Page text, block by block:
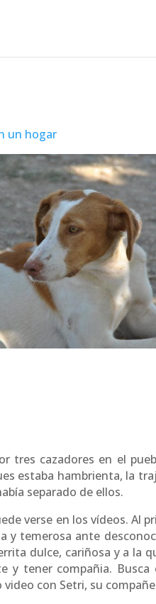
un hogar
tres cazadores en el
estaba hambrienta, la
separado de ellos.
verse en los vídeos. Al
y temerosa ante
dulce, cariñosa y a la
y tener compañia.
con Setri, su